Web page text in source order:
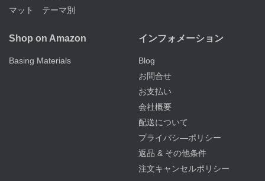
マット テーマ別
Shop on Amazon
Basing Materials
インフォメーション
Blog
お問合せ
お支払い
会社概要
配送について
プライバシ―ポリシー
返品 & その他条件
注文キャンセルポリシー